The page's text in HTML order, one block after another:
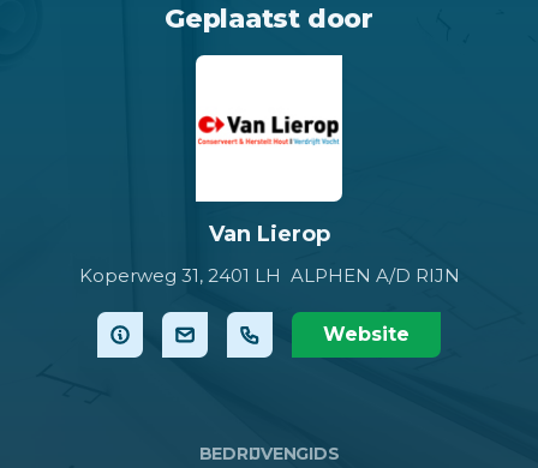
Geplaatst door
Van Lierop
Koperweg 31, 2401 LH ALPHEN A/D RIJN
Website
BEDRIJVENGIDS